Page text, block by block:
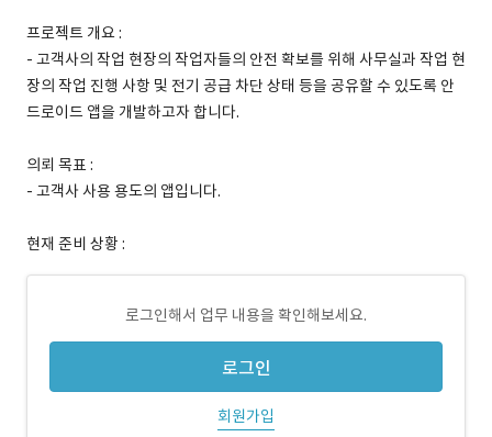
프로젝트 개요 :
- 고객사의 작업 현장의 작업자들의 안전 확보를 위해 사무실과 작업 현
장의 작업 진행 사항 및 전기 공급 차단 상태 등을 공유할 수 있도록 안
드로이드 앱을 개발하고자 합니다.
의뢰 목표 :
- 고객사 사용 용도의 앱입니다.
현재 준비 상황 :
로그인해서 업무 내용을 확인해보세요.
로그인
회원가입